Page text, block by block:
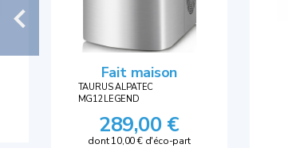
Fait maison
TAURUS ALPATEC
MG12LEGEND
289,00 €
dont 10,00 € d'éco-part